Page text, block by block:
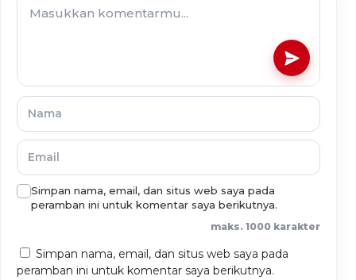
Simpan nama, email, dan situs web saya pada
peramban ini untuk komentar saya berikutnya.
maks. 1000 karakter
Simpan nama, email, dan situs web saya pada
peramban ini untuk komentar saya berikutnya.